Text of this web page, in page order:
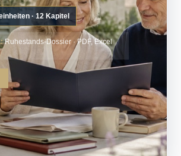
· 12 Kapitel
Ruhestands-Dossier · PDF, Excel